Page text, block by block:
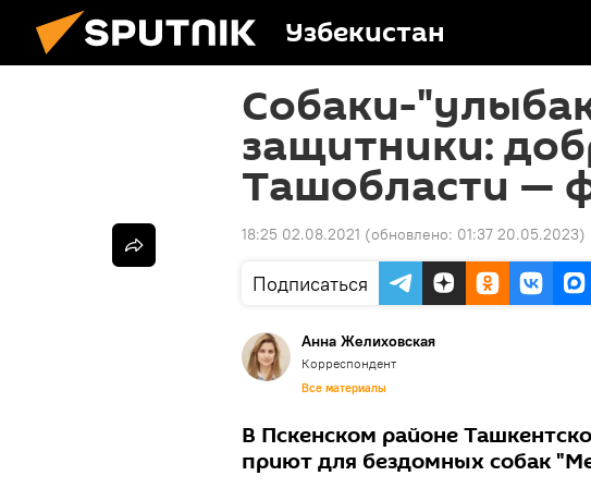
Узбекистан
Собаки-
защитники:
Ташобласти —
18:25 02.08.2021 (обновлено: 01:37 20.05.2023)
Подписаться
Анна Желиховская
Корреспондент
Все материалы
В Пскенском районе
приют для бездомных собак